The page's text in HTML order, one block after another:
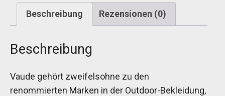
Beschreibung Rezensionen (0)
Beschreibung
Vaude gehört zweifelsohne zu den
renommierten Marken in der Outdoor-Bekleidung,